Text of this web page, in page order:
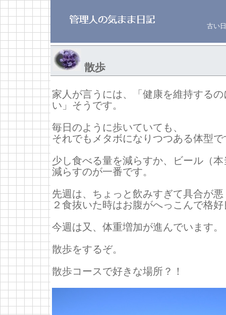
古い
散歩
家人が言うには、「健康を維持する
い」そうです。
毎日のように歩いていても、
それでもメタボになりつつある体型で
少し食べる量を減らすか、ビール（
減らすのが一番です。
先週は、ちょっと飲みすぎて具合が
２食抜いた時はお腹がへっこんで格
今週は又、体重増加が進んでいます。
散歩をするぞ。
散歩コースで好きな場所？！